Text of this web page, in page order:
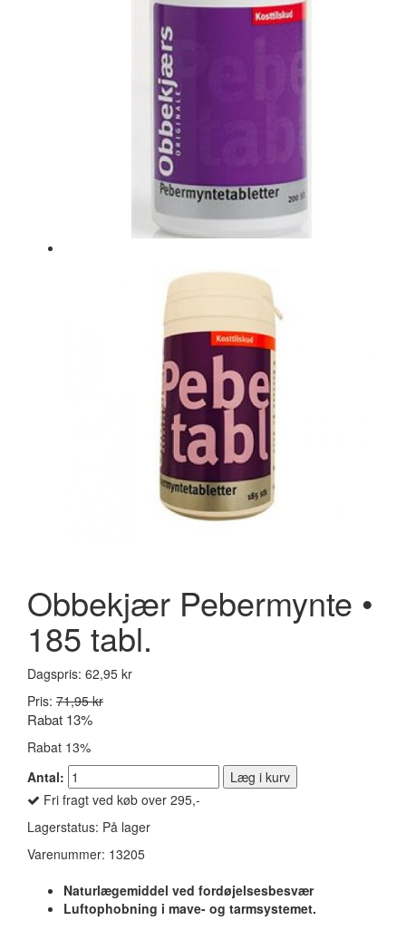
Obbekjær Pebermynte •
185 tabl.
Dagspris: 62,95 kr
Pris: 71,95 kr
Rabat 13%
Rabat 13%
Antal:
Læg i kurv
Fri fragt ved køb over 295,-
Lagerstatus: På lager
Varenummer: 13205
Naturlægemiddel ved fordøjelsesbesvær
Luftophobning i mave- og tarmsystemet.